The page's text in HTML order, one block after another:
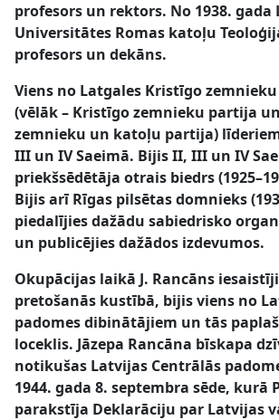
profesors un rektors. No 1938. gada
Universitātes Romas katoļu
profesors un dekāns.
Viens no Latgales Kristīgo
(vēlāk – Kristīgo zemnieku partija
zemnieku un katoļu partija)
III un IV Saeimā. Bijis II, III un IV
priekšsēdētāja otrais biedrs
Bijis arī Rīgas pilsētas domnieks
piedalījies dažādu sabiedrisko
un publicējies dažādos izdevumos.
Okupācijas laikā J. Rancāns
pretošanās kustībā, bijis viens no
padomes dibinātājiem un tās
loceklis. Jāzepa Rancāna bīskapa
notikušas Latvijas Centrālās
1944. gada 8. septembra sēde, kurā
parakstīja Deklarāciju par Latvijas